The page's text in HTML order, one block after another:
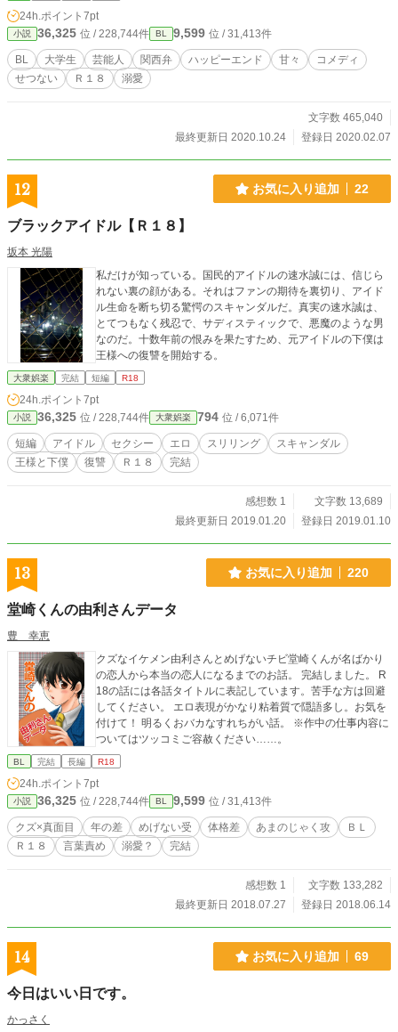
想の中で書いております。その為間違った使い方をしている
可能性が大です。 それでも大丈夫、という方だけお読みくだ
さいませ。苦情は受付けられません〜(*^^*)💦 コメディ要素
強めです。少しでも楽しんで頂ければ幸いです。 表紙:葉月め
いこ様 挿絵:氷月詩乃様
24h.ポイント 7pt
小説 36,325 位 / 228,744件 BL 9,599 位 / 31,413件
BL 大学生 芸能人 関西弁 ハッピーエンド 甘々
コメディ
せつない
Ｒ１８ 溺愛
文字数 465,040
最終更新日 2020.10.24
登録日 2020.02.07
12 お気に入り追加 22
ブラックアイドル【Ｒ１８】
坂本 光陽
私だけが知っている。国民的アイドルの速水誠には、信じら
れない裏の顔がある。それはファンの期待を裏切り、アイド
ル生命を断ち切る驚愕のスキャンダルだ。真実の速水誠は、
とてつもなく残忍で、サディスティックで、悪魔のような男
なのだ。十数年前の恨みを果たすため、元アイドルの下僕は
王様への復讐を開始する。
大衆娯楽 完結 短編 R18
24h.ポイント 7pt
小説 36,325 位 / 228,744件 大衆娯楽 794 位 / 6,071件
短編 アイドル セクシー エロ スリリング
スキャンダル
王様と下僕
復讐 Ｒ１８ 完結
感想数 1
文字数 13,689
最終更新日 2019.01.20
登録日 2019.01.10
13 お気に入り追加 220
堂崎くんの由利さんデータ
豊 幸恵
クズなイケメン由利さんとめげないチビ堂崎くんが名ばかり
の恋人から本当の恋人になるまでのお話。 完結しました。 R
18の話には各話タイトルに表記しています。苦手な方は回避
してください。 エロ表現がかなり粘着質で隠語多し。お気を
付けて！ 明るくおバカなすれちがい話。 ※作中の仕事内容に
ついてはツッコミご容赦ください……。
BL 完結 長編 R18
24h.ポイント 7pt
小説 36,325 位 / 228,744件 BL 9,599 位 / 31,413件
クズ×真面目 年の差 めげない受 体格差 あまのじゃく攻
ＢＬ
Ｒ１８
言葉責め 溺愛？ 完結
感想数 1
文字数 133,282
最終更新日 2018.07.27
登録日 2018.06.14
14 お気に入り追加 69
今日はいい日です。
かっさく